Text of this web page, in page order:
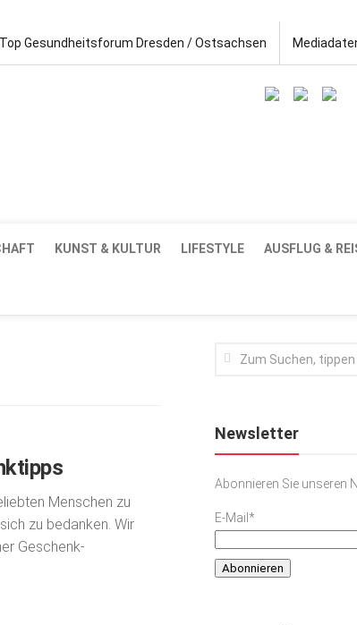
Top Gesundheitsforum Dresden / Ostsachsen
KUNST & KULTUR LIFESTYLE AUSFLUG &
Menschen zu
zu bedanken. Wir
Geschenk-
Newsletter
Abonnieren Sie unseren
E-Mail*